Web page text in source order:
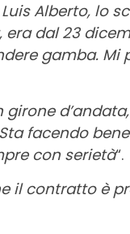
Alberto, lo
dal 23
gamba. Mi
facendo
con serietà“.
il contratto è